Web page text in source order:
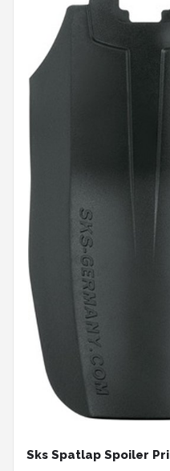
Sks Spatlap Spoiler